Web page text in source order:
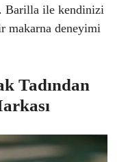
Barilla ile kendinizi
makarna deneyimi
Tadından